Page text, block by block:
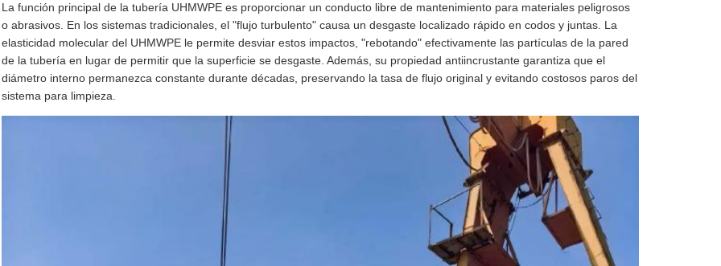
La función principal de la tubería UHMWPE es proporcionar un conducto libre de mantenimiento para materiales peligrosos
o abrasivos. En los sistemas tradicionales, el "flujo turbulento" causa un desgaste localizado rápido en codos y juntas. La
elasticidad molecular del UHMWPE le permite desviar estos impactos, "rebotando" efectivamente las partículas de la pared
de la tubería en lugar de permitir que la superficie se desgaste. Además, su propiedad antiincrustante garantiza que el
diámetro interno permanezca constante durante décadas, preservando la tasa de flujo original y evitando costosos paros del
sistema para limpieza.